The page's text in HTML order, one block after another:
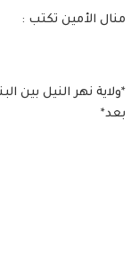
منال الأمين تكتب :
*ولاية نهر النيل بين
بعد*